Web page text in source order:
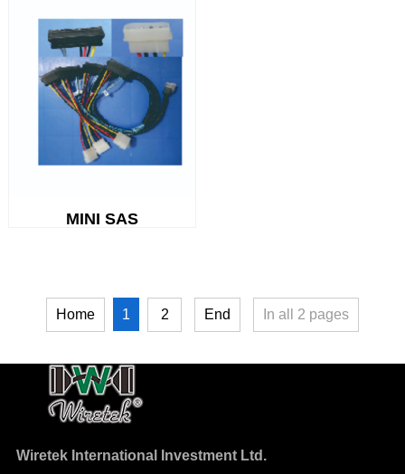
MINI SAS
Home 1 2 End In all 2 pages
Wiretek International Investment Ltd.